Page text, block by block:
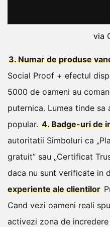
via
3. Numar de produse
Social Proof + efectul
5000 de oameni au
puternica. Lumea tinde sa
popular. 4. Badge-uri de
autoritatii Simboluri ca
gratuit” sau „Certificat
daca nu sunt verificate in
experiente ale clientilor
Cand vezi oameni reali
activezi zona de